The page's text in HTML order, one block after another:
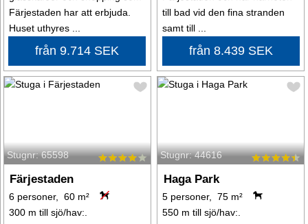
Färjestaden har att erbjuda.
Huset uthyres ...
från 9.714 SEK
till bad vid den fina stranden
samt till ...
från 8.439 SEK
Stugnr: 65598
Färjestaden
6 personer, 60 m²
300 m till sjö/hav:.
Stugnr: 44616
Haga Park
5 personer, 75 m²
550 m till sjö/hav:.